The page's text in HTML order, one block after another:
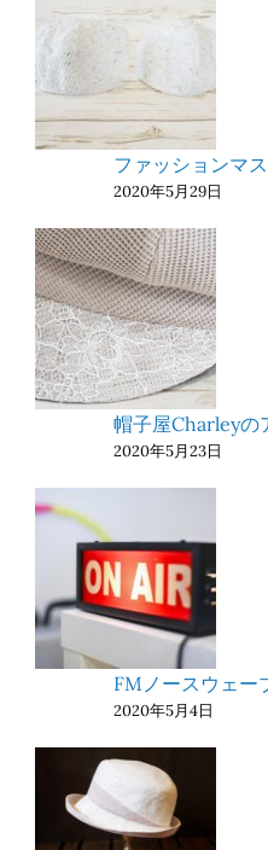
ファッションマ
2020年5月29日
帽子屋Charleyの
2020年5月23日
FMノースウェー
2020年5月4日